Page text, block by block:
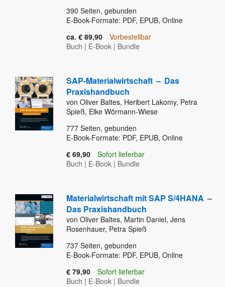
390 Seiten, gebunden
E-Book-Formate: PDF, EPUB, Online
ca. € 89,90
Vorbestellbar
Buch | E-Book | Bundle
SAP-Materialwirtschaft – Das
Praxishandbuch
von Oliver Baltes, Heribert Lakomy, Petra
Spieß, Elke Wörmann-Wiese
777 Seiten, gebunden
E-Book-Formate: PDF, EPUB, Online
€ 69,90
Sofort lieferbar
Buch | E-Book | Bundle
Materialwirtschaft mit SAP S/4HANA –
Das Praxishandbuch
von Oliver Baltes, Martin Daniel, Jens
Rosenhauer, Petra Spieß
737 Seiten, gebunden
E-Book-Formate: PDF, EPUB, Online
€ 79,90
Sofort lieferbar
Buch | E-Book | Bundle